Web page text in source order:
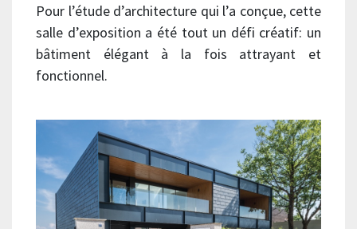
Pour l’étude d’architecture qui l’a conçue, cette
salle d’exposition a été tout un défi créatif: un
bâtiment élégant à la fois attrayant et
fonctionnel.